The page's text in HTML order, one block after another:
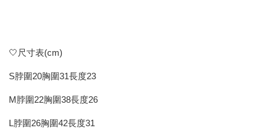
🤍尺寸表(cm)
S脖圍20胸圍31長度23
M脖圍22胸圍38長度26
L脖圍26胸圍42長度31